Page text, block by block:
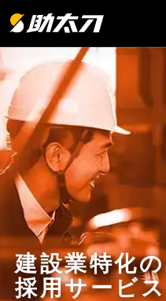
建設業特化の
採用サービス